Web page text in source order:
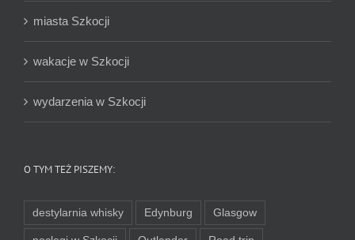
miasta Szkocji
wakacje w Szkocji
wydarzenia w Szkocji
O TYM TEŻ PISZEMY:
destylarnia whisky Edynburg Glasgow